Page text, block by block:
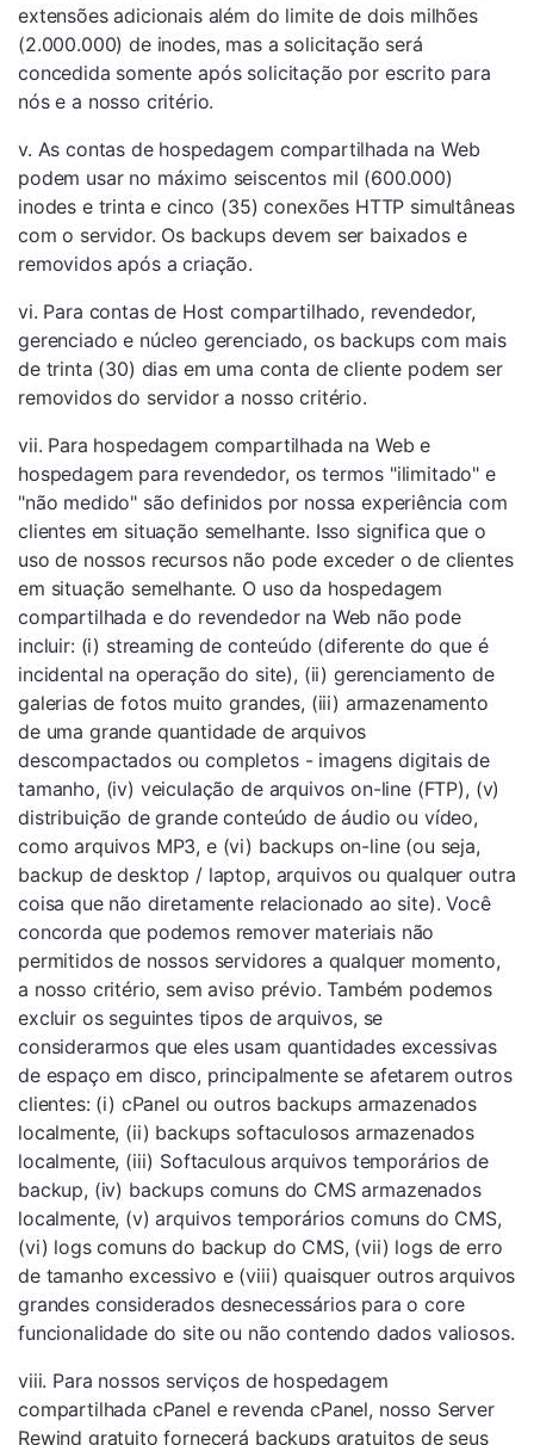
extensões adicionais além do limite de dois milhões
(2.000.000) de inodes, mas a solicitação será
concedida somente após solicitação por escrito para
nós e a nosso critério.
v. As contas de hospedagem compartilhada na Web
podem usar no máximo seiscentos mil (600.000)
inodes e trinta e cinco (35) conexões HTTP simultâneas
com o servidor. Os backups devem ser baixados e
removidos após a criação.
vi. Para contas de Host compartilhado, revendedor,
gerenciado e núcleo gerenciado, os backups com mais
de trinta (30) dias em uma conta de cliente podem ser
removidos do servidor a nosso critério.
vii. Para hospedagem compartilhada na Web e
hospedagem para revendedor, os termos "ilimitado" e
"não medido" são definidos por nossa experiência com
clientes em situação semelhante. Isso significa que o
uso de nossos recursos não pode exceder o de clientes
em situação semelhante. O uso da hospedagem
compartilhada e do revendedor na Web não pode
incluir: (i) streaming de conteúdo (diferente do que é
incidental na operação do site), (ii) gerenciamento de
galerias de fotos muito grandes, (iii) armazenamento
de uma grande quantidade de arquivos
descompactados ou completos - imagens digitais de
tamanho, (iv) veiculação de arquivos on-line (FTP), (v)
distribuição de grande conteúdo de áudio ou vídeo,
como arquivos MP3, e (vi) backups on-line (ou seja,
backup de desktop / laptop, arquivos ou qualquer outra
coisa que não diretamente relacionado ao site). Você
concorda que podemos remover materiais não
permitidos de nossos servidores a qualquer momento,
a nosso critério, sem aviso prévio. Também podemos
excluir os seguintes tipos de arquivos, se
considerarmos que eles usam quantidades excessivas
de espaço em disco, principalmente se afetarem outros
clientes: (i) cPanel ou outros backups armazenados
localmente, (ii) backups softaculosos armazenados
localmente, (iii) Softaculous arquivos temporários de
backup, (iv) backups comuns do CMS armazenados
localmente, (v) arquivos temporários comuns do CMS,
(vi) logs comuns do backup do CMS, (vii) logs de erro
de tamanho excessivo e (viii) quaisquer outros arquivos
grandes considerados desnecessários para o core
funcionalidade do site ou não contendo dados valiosos.
viii. Para nossos serviços de hospedagem
compartilhada cPanel e revenda cPanel, nosso Server
Rewind gratuito fornecerá backups gratuitos de seus